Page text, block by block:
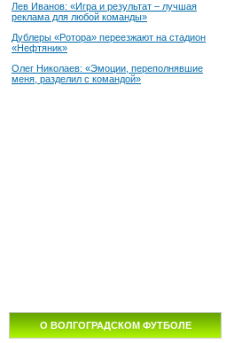
Лев Иванов: «Игра и результат – лучшая
реклама для любой команды»
Дублеры «Ротора» переезжают на стадион
«Нефтяник»
Олег Николаев: «Эмоции, переполнявшие
меня, разделил с командой»
О ВОЛГОГРАДСКОМ ФУТБОЛЕ